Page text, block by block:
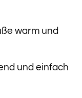
warm und
und einfach